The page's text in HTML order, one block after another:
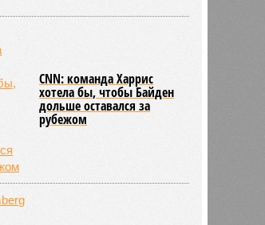
CNN: команда Харрис
хотела бы, чтобы Байден
дольше оставался за
рубежом